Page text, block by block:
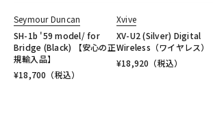
Seymour Duncan
SH-1b '59 model/ for
Bridge (Black) 【安心の正
規輸入品】
¥18,700 （税込）
Xvive
XV-U2 (Silver) Digital
Wireless（ワイヤレス）
¥18,920 （税込）